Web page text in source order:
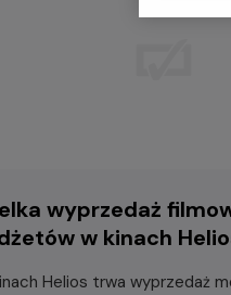
wyprzedaż
w kinach
Helios trwa wyprzedaż